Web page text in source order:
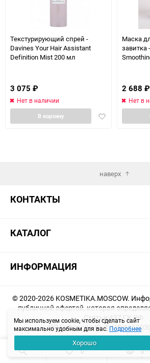
Мы используем cookie, чтобы сделать сайт
максимально удобным для вас. Подробнее
Хорошо
Текстурирующий спрей -
Davines Your Hair Assistant
Definition Mist 200 мл
3 075 ₽
Нет в наличии
Добавить
В корзину
Маска
завитка
2 688 ₽
Нет в
наверх
КОНТАКТЫ
КАТАЛОГ
ИНФОРМАЦИЯ
© 2020-2026 KOSMETIKA.MOSCOW.
публичной офертой, которая
Статьи 437 ГК РФ.
ИП Гафарова Ю. Т. | ИНН
Создание и продвижение магазина -
0 0